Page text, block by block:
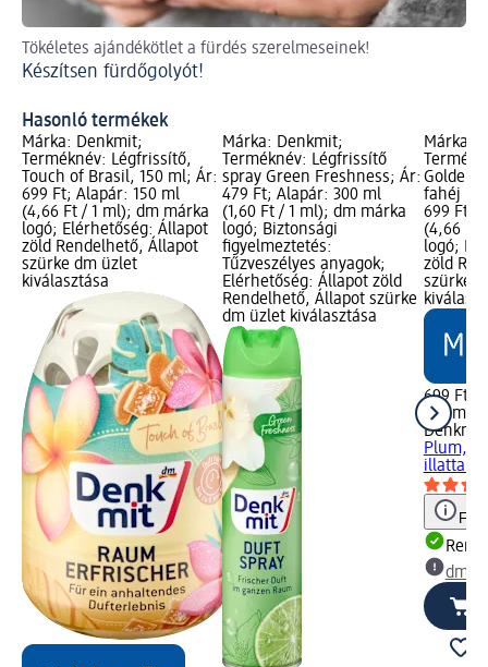
Tökéletes ajándékötlet a fürdés szerelmeseinek!
Készítsen fürdőgolyót!
Hasonló termékek
Márka: Denkmit;
Terméknév: Légfrissítő,
Touch of Brasil, 150 ml; Ár:
699 Ft; Alapár: 150 ml
(4,66 Ft / 1 ml); dm márka
logó; Elérhetőség: Állapot
zöld Rendelhető, Állapot
szürke dm üzlet
kiválasztása
Márka: Denkmit;
Terméknév: Légfrissítő
spray Green Freshness; Ár:
479 Ft; Alapár: 300 ml
(1,60 Ft / 1 ml); dm márka
logó; Biztonsági
figyelmeztetés:
Tűzveszélyes anyagok;
Elérhetőség: Állapot zöld
Rendelhető, Állapot szürke
dm üzlet kiválasztása
Márka:
Golden
fahéj
699 Ft;
(4,66 Ft
logó;
zöld
szürke
699 Ft
150 ml
Denkmit
Plum,
illattal,
dm